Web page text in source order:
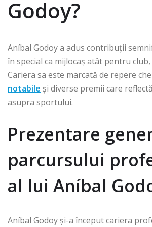
Godoy?
Aníbal Godoy a adus contribuții
în special ca mijlocaș atât pentru
Cariera sa este marcată de repere
notabile și diverse premii care
asupra sportului.
Prezentare
parcursului
al lui Aníbal
Aníbal Godoy și-a început cariera